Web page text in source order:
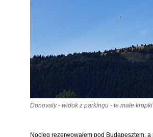
Donovaly - widok z parkingu - te małe
Nocleg rezerwowałem pod Budapesztem,